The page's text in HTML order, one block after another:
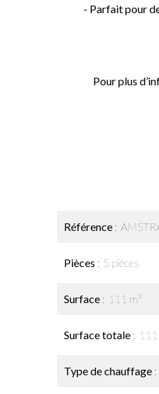
- Parfait pour
Pour plus
Référence
Pièces 5 pièces
Surface 111 m²
Surface totale 111
Type de chauffage